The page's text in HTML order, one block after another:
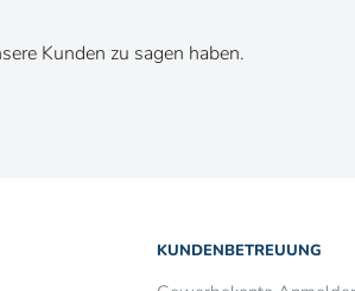
Kunden zu sagen haben.
KUNDENBETREUUNG